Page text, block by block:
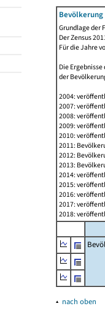
Grundlage der
Der Zensus
Für die Jahre
Die
der
2004:
2007:
2008:
2009:
2010:
2011:
2012:
2013:
2014:
2015:
2016:
2017:
2018:
▴ nach oben